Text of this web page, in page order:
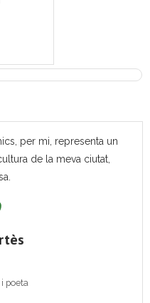
per mi, representa un
de la meva ciutat,
poeta